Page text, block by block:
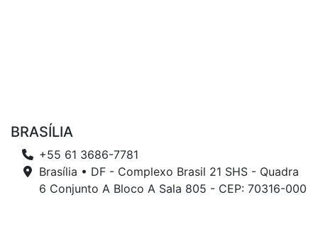
BRASÍLIA
+55 61 3686-7781
Brasília • DF - Complexo Brasil 21 SHS - Quadra
6 Conjunto A Bloco A Sala 805 - CEP: 70316-000